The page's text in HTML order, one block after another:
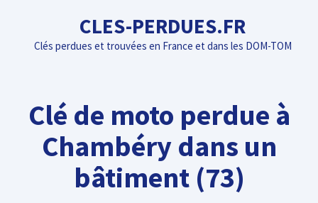
contenu
CLES-PERDUES.FR
Clés perdues et trouvées en France et dans les DOM-TOM
Clé de moto perdue à
Chambéry dans un
bâtiment (73)